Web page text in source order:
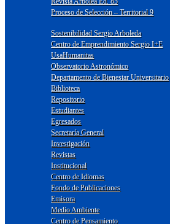
Proceso de Selección – Territorial 9
Sostenibilidad Sergio Arboleda
Centro de Emprendimiento Sergio I+E
UsaHumanitas
Observatorio Astronómico
Departamento de Bienestar Universitario
Biblioteca
Repositorio
Estudiantes
Egresados
Secretaría General
Investigación
Revistas
Institucional
Centro de Idiomas
Fondo de Publicaciones
Emisora
Medio Ambiente
Centro de Pensamiento